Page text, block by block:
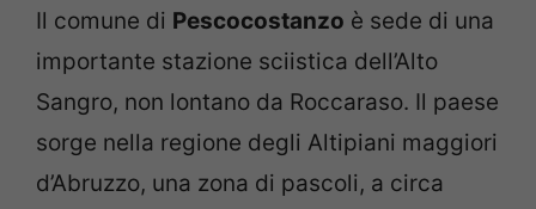
Il comune di Pescocostanzo è sede di una
importante stazione sciistica dell’Alto
Sangro, non lontano da Roccaraso. Il paese
sorge nella regione degli Altipiani maggiori
d’Abruzzo, una zona di pascoli, a circa